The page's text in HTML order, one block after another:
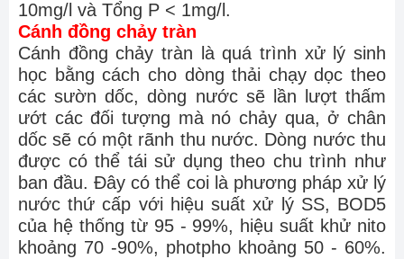
10mg/l và Tổng P < 1mg/l.
Cánh đồng chảy tràn
Cánh đồng chảy tràn là quá trình xử lý sinh
học bằng cách cho dòng thải chạy dọc theo
các sườn dốc, dòng nước sẽ lần lượt thấm
ướt các đối tượng mà nó chảy qua, ở chân
dốc sẽ có một rãnh thu nước. Dòng nước thu
được có thể tái sử dụng theo chu trình như
ban đầu. Đây có thể coi là phương pháp xử lý
nước thứ cấp với hiệu suất xử lý SS, BOD5
của hệ thống từ 95 - 99%, hiệu suất khử nito
khoảng 70 -90%, photpho khoảng 50 - 60%.